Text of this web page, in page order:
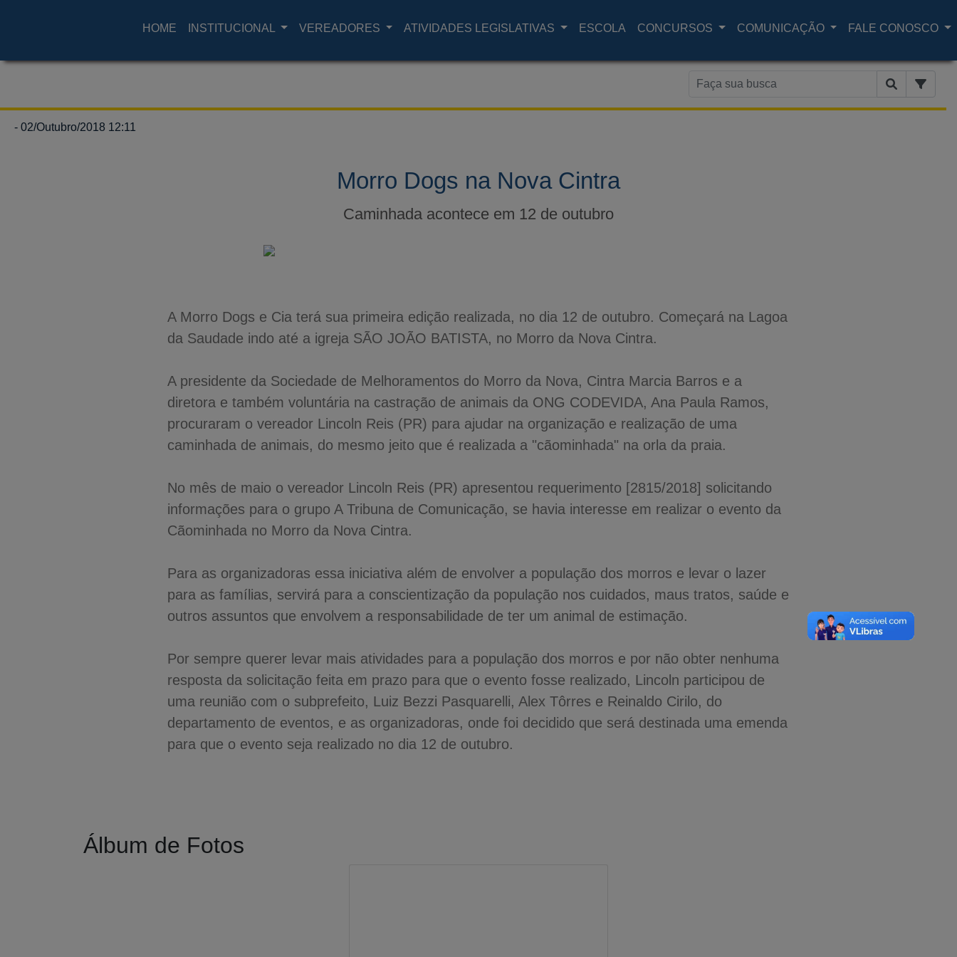
HOME INSTITUCIONAL VEREADORES ATIVIDADES LEGISLATIVAS ESCOLA CONCURSOS COMUNICAÇÃO FALE CONOSCO
- 02/Outubro/2018 12:11
Morro Dogs na Nova Cintra
Caminhada acontece em 12 de outubro
A Morro Dogs e Cia terá sua primeira edição realizada, no dia 12 de outubro. Começará na Lagoa
da Saudade indo até a igreja SÃO JOÃO BATISTA, no Morro da Nova Cintra.
A presidente da Sociedade de Melhoramentos do Morro da Nova, Cintra Marcia Barros e a
diretora e também voluntária na castração de animais da ONG CODEVIDA, Ana Paula Ramos,
procuraram o vereador Lincoln Reis (PR) para ajudar na organização e realização de uma
caminhada de animais, do mesmo jeito que é realizada a "cãominhada" na orla da praia.
No mês de maio o vereador Lincoln Reis (PR) apresentou requerimento [2815/2018] solicitando
informações para o grupo A Tribuna de Comunicação, se havia interesse em realizar o evento da
Cãominhada no Morro da Nova Cintra.
Para as organizadoras essa iniciativa além de envolver a população dos morros e levar o lazer
para as famílias, servirá para a conscientização da população nos cuidados, maus tratos, saúde e
outros assuntos que envolvem a responsabilidade de ter um animal de estimação.
Por sempre querer levar mais atividades para a população dos morros e por não obter nenhuma
resposta da solicitação feita em prazo para que o evento fosse realizado, Lincoln participou de
uma reunião com o subprefeito, Luiz Bezzi Pasquarelli, Alex Tôrres e Reinaldo Cirilo, do
departamento de eventos, e as organizadoras, onde foi decidido que será destinada uma emenda
para que o evento seja realizado no dia 12 de outubro.
Álbum de Fotos